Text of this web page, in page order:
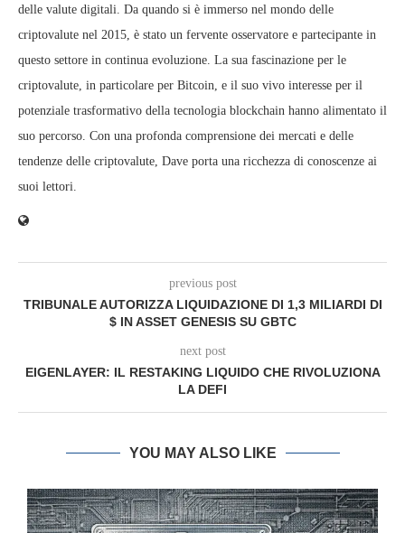
delle valute digitali. Da quando si è immerso nel mondo delle
criptovalute nel 2015, è stato un fervente osservatore e partecipante in
questo settore in continua evoluzione. La sua fascinazione per le
criptovalute, in particolare per Bitcoin, e il suo vivo interesse per il
potenziale trasformativo della tecnologia blockchain hanno alimentato il
suo percorso. Con una profonda comprensione dei mercati e delle
tendenze delle criptovalute, Dave porta una ricchezza di conoscenze ai
suoi lettori.
previous post
TRIBUNALE AUTORIZZA LIQUIDAZIONE DI 1,3 MILIARDI DI
$ IN ASSET GENESIS SU GBTC
next post
EIGENLAYER: IL RESTAKING LIQUIDO CHE RIVOLUZIONA
LA DEFI
YOU MAY ALSO LIKE